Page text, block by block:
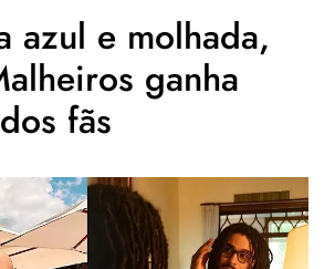
azul e molhada,
ganha
fãs